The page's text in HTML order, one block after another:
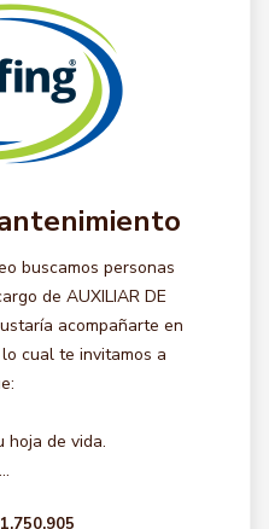
buscamos personas
de AUXILIAR DE
acompañarte en
cual te invitamos a
hoja de vida.